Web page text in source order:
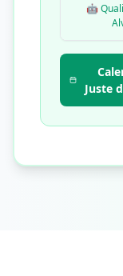
🤖
Juste